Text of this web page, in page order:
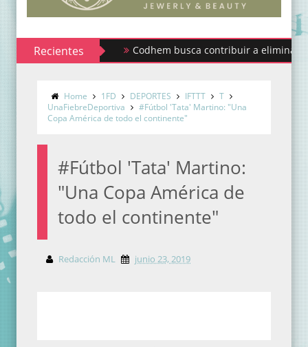
Recientes
Codhem busca contribuir a eliminar los
Sindicato de Maestros al Servicio del
Home 1FD DEPORTES IFTTT
T
UnaFiebreDeportiva
#Fútbol 'Tata' Martino: "Una
Copa América de todo el continente"
#Fútbol 'Tata' Martino:
"Una Copa América de
todo el continente"
Redacción ML junio 23, 2019